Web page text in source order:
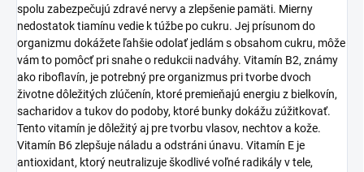
spolu zabezpečujú zdravé nervy a zlepšenie pamäti. Mierny
nedostatok tiamínu vedie k túžbe po cukru. Jej prísunom do
organizmu dokážete ľahšie odolať jedlám s obsahom cukru, môže
vám to pomôcť pri snahe o redukcii nadváhy. Vitamín B2, známy
ako riboflavín, je potrebný pre organizmus pri tvorbe dvoch
životne dôležitých zlúčenín, ktoré premieňajú energiu z bielkovín,
sacharidov a tukov do podoby, ktoré bunky dokážu zúžitkovať.
Tento vitamín je dôležitý aj pre tvorbu vlasov, nechtov a kože.
Vitamín B6 zlepšuje náladu a odstráni únavu. Vitamín E je
antioxidant, ktorý neutralizuje škodlivé voľné radikály v tele,